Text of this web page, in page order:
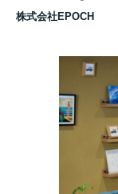
株式会社EPOCH